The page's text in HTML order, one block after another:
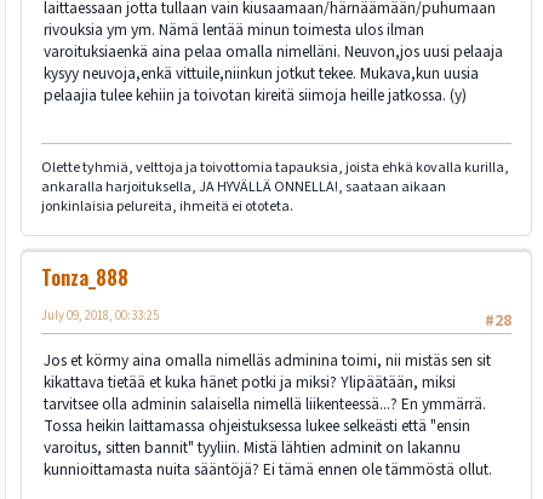
laittaessaan jotta tullaan vain kiusaamaan/härnäämään/puhumaan
rivouksia ym ym. Nämä lentää minun toimesta ulos ilman
varoituksiaenkä aina pelaa omalla nimelläni. Neuvon,jos uusi pelaaja
kysyy neuvoja,enkä vittuile,niinkun jotkut tekee. Mukava,kun uusia
pelaajia tulee kehiin ja toivotan kireitä siimoja heille jatkossa. (y)
Olette tyhmiä, velttoja ja toivottomia tapauksia, joista ehkä kovalla kurilla,
ankaralla harjoituksella, JA HYVÄLLÄ ONNELLA!, saataan aikaan
jonkinlaisia pelureita, ihmeitä ei ototeta.
Tonza_888
#28
July 09, 2018, 00:33:25
Jos et körmy aina omalla nimelläs adminina toimi, nii mistäs sen sit
kikattava tietää et kuka hänet potki ja miksi? Ylipäätään, miksi
tarvitsee olla adminin salaisella nimellä liikenteessä...? En ymmärrä.
Tossa heikin laittamassa ohjeistuksessa lukee selkeästi että "ensin
varoitus, sitten bannit" tyyliin. Mistä lähtien adminit on lakannu
kunnioittamasta nuita sääntöjä? Ei tämä ennen ole tämmöstä ollut.